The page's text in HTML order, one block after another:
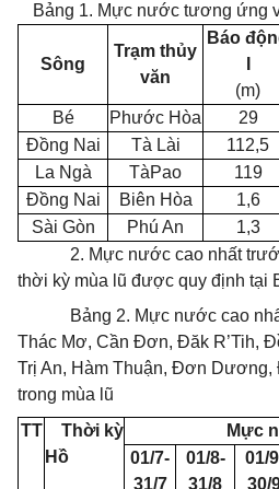
Bảng 1. Mực nước tương ứng
Sông
Trạm thủy
văn
Báo độ
(m)
Bé
Phước Hòa 29
Đồng Nai
Tà Lài 112,5
La Ngà
TàPao 119
Đồng Nai
Biên Hòa 1,6
Sài Gòn
Phú An 1,3
2. Mực nước cao nhất
thời kỳ mùa lũ được quy định tại
Bảng 2. Mực nước cao
Thác Mơ, Cần Đơn, Đăk R’Tih,
Trị An, Hàm Thuận, Đơn Dương,
trong mùa lũ
TT
Thời kỳ
Hồ
Mực
01/7-
31/7
01/8-
31/8
01/
30/